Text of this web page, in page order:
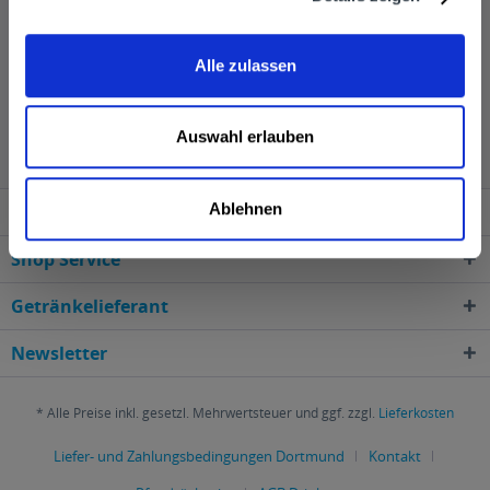
Alle zulassen
Auswahl erlauben
Ablehnen
Citadelle Gin wird in den folgenden Regionen,
Städten, Orten und Postleitzahl-Gebieten geliefert
Shop Service
Getränkelieferant
Newsletter
* Alle Preise inkl. gesetzl. Mehrwertsteuer und ggf. zzgl. Lieferkosten
Liefer- und Zahlungsbedingungen Dortmund
Kontakt